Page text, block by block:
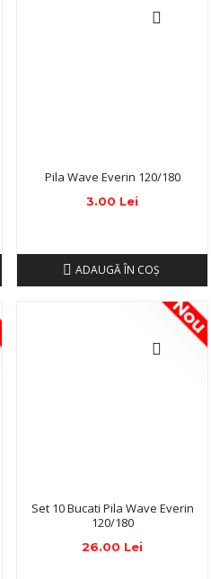
Pila Wave Everin 120/180
3.00 Lei
ADAUGĂ ÎN COŞ
Set 10 Bucati Pila Wave Everin
120/180
26.00 Lei